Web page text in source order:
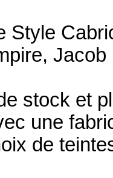
Style
stock et
une
de